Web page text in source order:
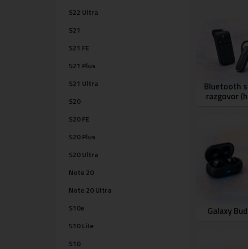
S22 Ultra
S21
S21 FE
S21 Plus
S21 Ultra
S20
S20 FE
S20 Plus
S20 Ultra
Note 20
Note 20 Ultra
S10e
S10 Lite
S10
Bluetooth
razgovor
Galaxy